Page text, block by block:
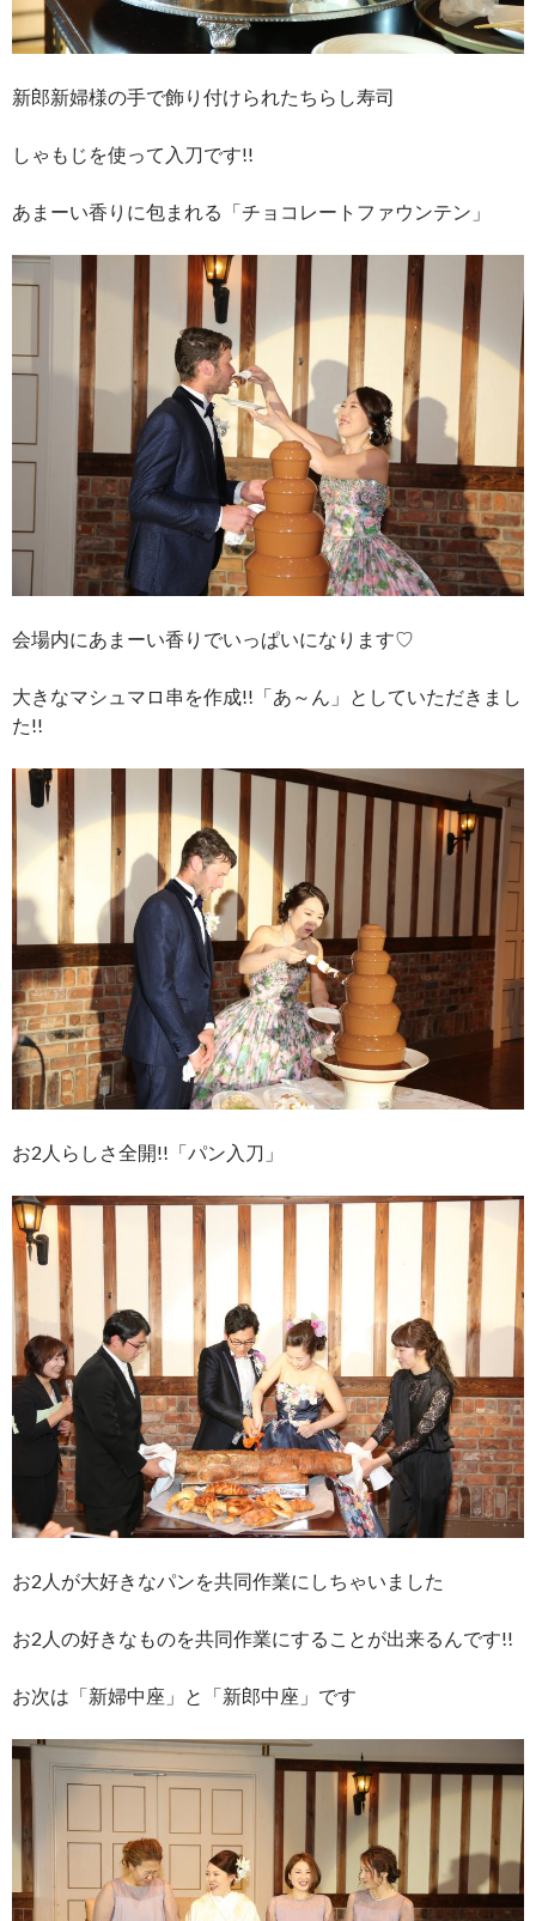
新郎新婦様の手で飾り付けられたちらし寿司
しゃもじを使って入刀です!!
あまーい香りに包まれる「チョコレートファウンテン」
会場内にあまーい香りでいっぱいになります♡
大きなマシュマロ串を作成!!「あ～ん」としていただきまし
た!!
お2人らしさ全開!!「パン入刀」
お2人が大好きなパンを共同作業にしちゃいました
お2人の好きなものを共同作業にすることが出来るんです!!
お次は「新婦中座」と「新郎中座」です